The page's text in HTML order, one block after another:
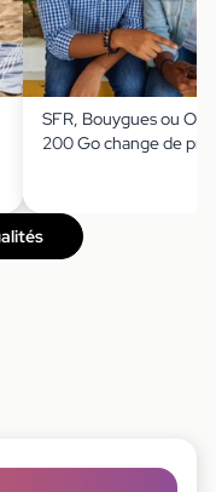
SFR, Bouygues ou
200 Go change de